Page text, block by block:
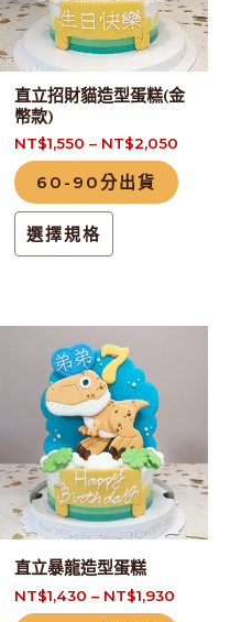
直立招財貓造型蛋糕(金
幣款)
NT$1,550 – NT$2,050
60-90分出貨
選擇規格
種
款
可
在
產
面
選
項
直立暴龍造型蛋糕
NT$1,430 – NT$1,930
此
產
品
有
多
種
款
可
在